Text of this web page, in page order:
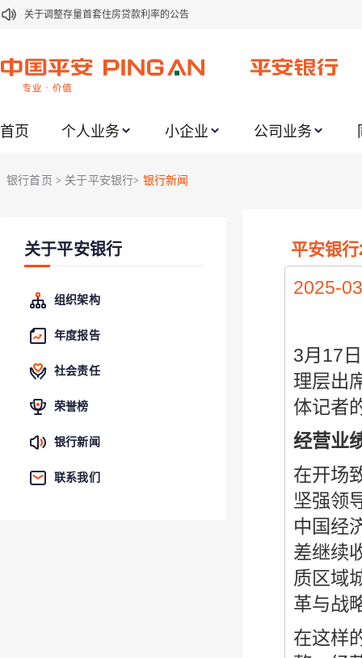
关于调整存量首套住房贷款利率的公告
关于修订《平安银行代理个人客户贵金属交易协议书》的公告
关于我行聚金宝交易软件升级更新的通知
关于2020年端午节期间上金所代理业务调整合约保证金比例和涨跌幅度限制的
关于加强代理贵金属业务风险防范的提示
首页 个人业务 小企业 公司业务
银行首页 > 关于平安银行> 银行新闻
关于平安银行
组织架构
年度报告
社会责任
荣誉榜
银行新闻
联系我们
平安银
2025-
3月17
理层出
体记者
经营业
在开场
坚强领
中国经
差继续
质区域
革与战
在这样